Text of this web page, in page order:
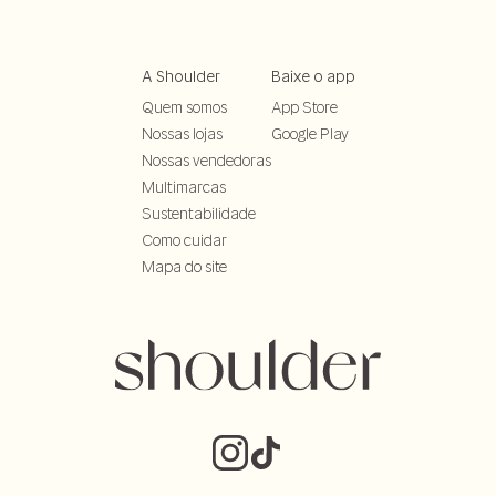
A Shoulder
Quem somos
Nossas lojas
Nossas vendedoras
Multimarcas
Sustentabilidade
Como cuidar
Mapa do site
Baixe o app
App Store
Google Play